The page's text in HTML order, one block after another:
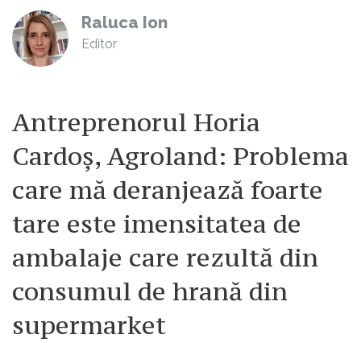
Raluca Ion
Editor
Antreprenorul Horia
Cardoș, Agroland: Problema
care mă deranjează foarte
tare este imensitatea de
ambalaje care rezultă din
consumul de hrană din
supermarket